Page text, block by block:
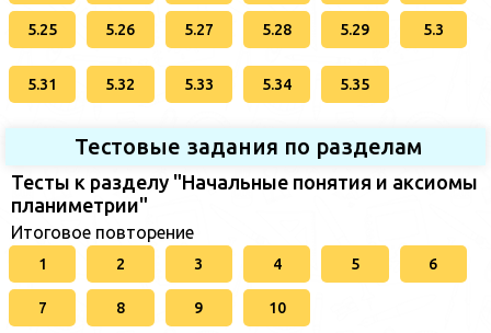
5.25 5.26 5.27 5.28 5.29 5.3
5.31 5.32 5.33 5.34 5.35
Тестовые задания по разделам
Тесты к разделу "Начальные понятия и аксиомы
планиметрии"
Итоговое повторение
1 2 3 4 5 6
7 8 9 10